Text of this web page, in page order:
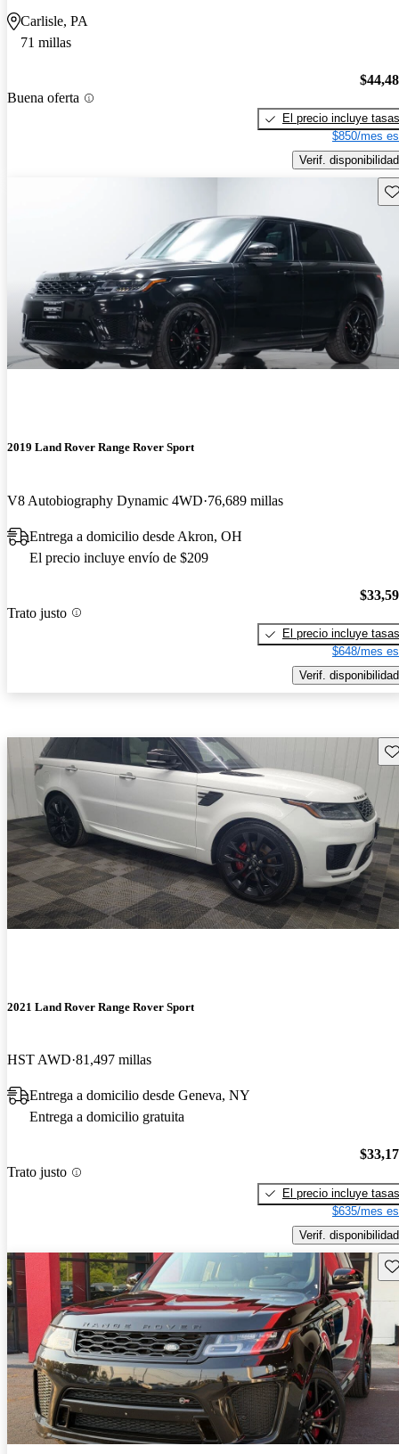
Carlisle, PA
71 millas
Buena oferta
El precio incluye tasas
$850/mes
Verif. disponibilidad
2019 Land Rover Range Rover Sport
V8 Autobiography Dynamic 4WD 76,689 millas
Entrega a domicilio desde Akron, OH
El precio incluye envío de $209
Trato justo
El precio incluye tasas
$648/mes
Verif. disponibilidad
2021 Land Rover Range Rover Sport
HST AWD 81,497 millas
Entrega a domicilio desde Geneva, NY
Entrega a domicilio gratuita
Trato justo
El precio incluye tasas
$635/mes
Verif. disponibilidad